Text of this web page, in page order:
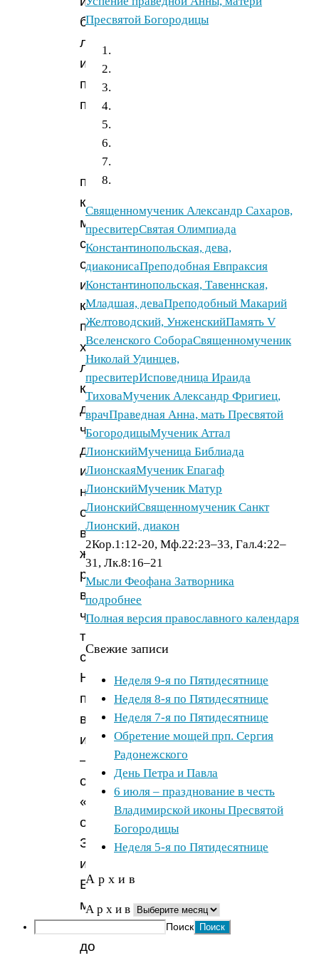
богослужебная
литература
и
православная
публицистика.
православной
книге
можно
смело
отнести
и
классические
произведения
художественной
литературы,
которые
дают
человеку
духовные
и
нравственные
ориентиры
в
жизни,
развивают
в
человеке
творческие
способности.
На
протяжении
всей
истории
—
от
«Слова
о
Законе
и
Благодати»
митрополита
Илариона
до
Пресвятой Богородицы
Священномученик Александр Сахаров,
пресвитерСвятая Олимпиада
Константинопольская, дева,
диаконисаПреподобная Евпраксия
Константинопольская, Тавеннская,
Младшая, деваПреподобный Макарий
Желтоводский, УнженскийПамять V
Вселенского СобораСвященномученик
Николай Удинцев,
пресвитерИсповедница Ираида
ТиховаМученик Александр Фригиец,
врачПраведная Анна, мать Пресвятой
БогородицыМученик Аттал
ЛионскийМученица Библиада
ЛионскаяМученик Епагаф
ЛионскийМученик Матур
ЛионскийСвященномученик Санкт
Лионский, диакон
2Кор.1:12-20, Мф.22:23–33, Гал.4:22–
31, Лк.8:16–21
Мысли Феофана Затворника
подробнее
Полная версия православного календаря
Свежие записи
Неделя 9-я по Пятидесятнице
Неделя 8-я по Пятидесятнице
Неделя 7-я по Пятидесятнице
Обретение мощей прп. Сергия
Радонежского
День Петра и Павла
6 июля – празднование в честь
Владимирской иконы Пресвятой
Богородицы
Неделя 5-я по Пятидесятнице
А р х и в
А р х и в
Поиск